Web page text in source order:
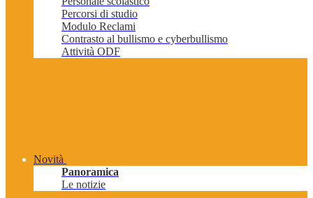
Percorsi di studio
Modulo Reclami
Contrasto al bullismo e cyberbullismo
Attività ODF
Novità
Panoramica
Le notizie